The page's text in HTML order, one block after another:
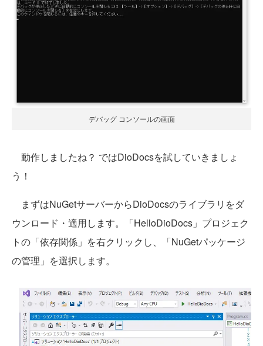
デバッグ コンソールの画面
動作しましたね？ ではDioDocsを試していきましょ
う！
まずはNuGetサーバーからDioDocsのライブラリをダ
ウンロード・適用します。「HelloDioDocs」プロジェク
トの「依存関係」を右クリックし、「NuGetパッケージ
の管理」を選択します。